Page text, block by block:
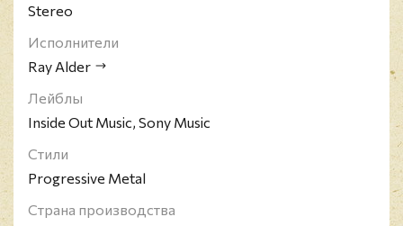
Stereo
Исполнители
Ray Alder
Лейблы
Inside Out Music, Sony Music
Стили
Progressive Metal
Страна производства